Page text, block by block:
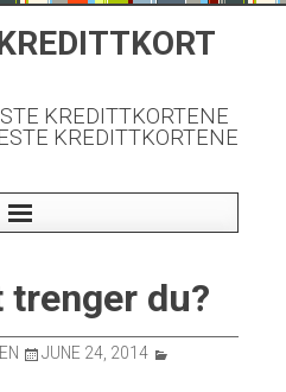
KREDITTKORTENE
KREDITTKORTENE
du?
JUNE 24, 2014